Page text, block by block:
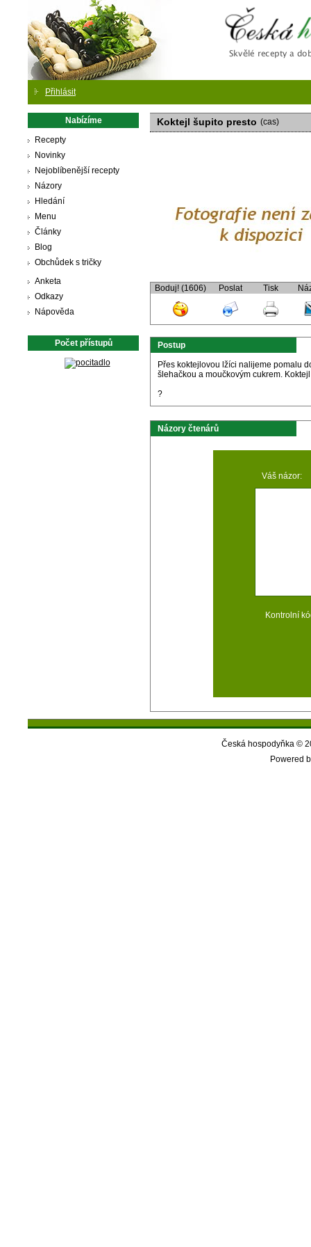
Přihlásit
Nabízíme
Recepty
Novinky
Nejoblíbenější recepty
Názory
Hledání
Menu
Články
Blog
Obchůdek s tričky
Anketa
Odkazy
Nápověda
Počet přístupů
Koktejl šupito presto (cas)
Boduj! (1606) Poslat Tisk
Postup
Přes koktejlovou lžíci nalijeme pomalu
šlehačkou a moučkovým cukrem.
?
Názory čtenárů
Váš názor:
Kontrolní
Česká hospodyňka ©
Powered